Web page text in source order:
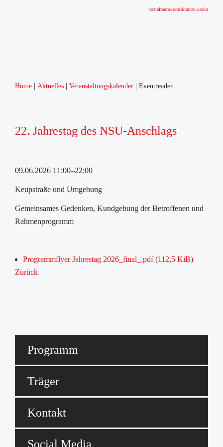
sozialraumkoordination.koeln
Home Aktuelles Veranstaltungskalender Eventreader
22. Jahrestag des NSU-Anschlags
09.06.2026 11:00–22:00
Keupstraße und Umgebung
Gemeinsames Gedenken, Kundgebung der Betroffenen und
Rahmenprogramm
Programmflyer Jahrestag 2026_final_.pdf(112,5 KiB)
Zurück
Programm
Träger
Kontakt
Social Media